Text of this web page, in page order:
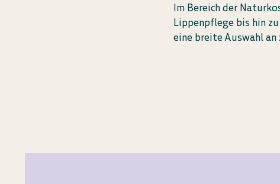
Im Bereich der
Lippenpflege bis hin
eine breite Auswahl